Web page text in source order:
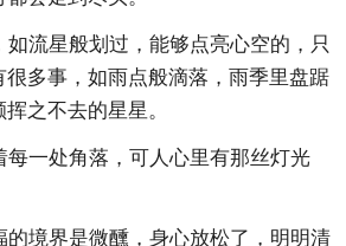
如流星般划过，能够点亮心空的，只
很多事，如雨点般滴落，雨季里盘踞
之不去的星星。
每一处角落，可人心里有那丝灯光
的境界是微醺，身心放松了，明明清